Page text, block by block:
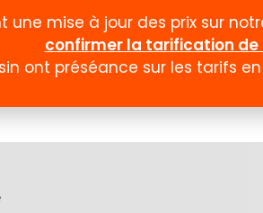
Documentation
mise à jour des prix sur
confirmer la tarification de
ont préséance sur les tarifs